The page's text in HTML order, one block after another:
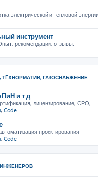
электрической и тепловой энергии
инструмент
рекомендации, отзывы.
ГАЗОСНАБЖЕНИЕ ...
и т.д.
лицензирование, СРО,...
, Code
проектирования
, Code